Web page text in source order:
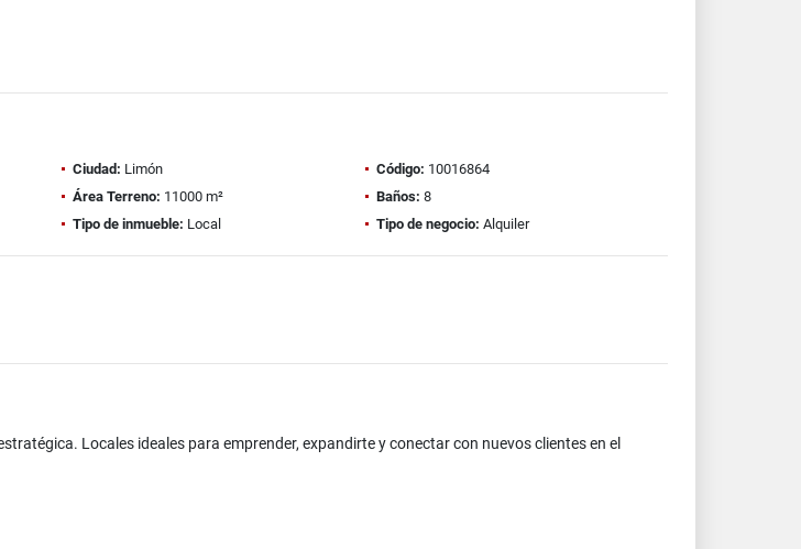
Ciudad: Limón Código: 10016864
Área Terreno: 11000 m² Baños: 8
Tipo de inmueble: Local Tipo de negocio: Alquiler
Locales ideales para emprender, expandirte y conectar con nuevos clientes en el